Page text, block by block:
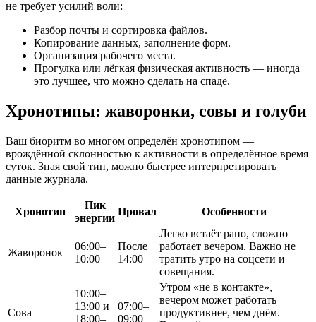
не требует усилий воли:
Разбор почты и сортировка файлов.
Копирование данных, заполнение форм.
Организация рабочего места.
Прогулка или лёгкая физическая активность — иногда
это лучшее, что можно сделать на спаде.
Хронотипы: жаворонки, совы и голуби
Ваш биоритм во многом определён хронотипом —
врождённой склонностью к активности в определённое время
суток. Зная свой тип, можно быстрее интерпретировать
данные журнала.
Хронотип
Пик
энергии
Провал Особенности
Жаворонок
06:00–
10:00
После
14:00
Легко встаёт рано, сложно
работает вечером. Важно не
тратить утро на соцсети и
совещания.
Сова
10:00–
13:00 и
18:00–
07:00–
09:00
Утром «не в контакте»,
вечером может работать
продуктивнее, чем днём.